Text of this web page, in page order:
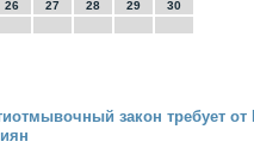
26 27 28 29
30
закон требует